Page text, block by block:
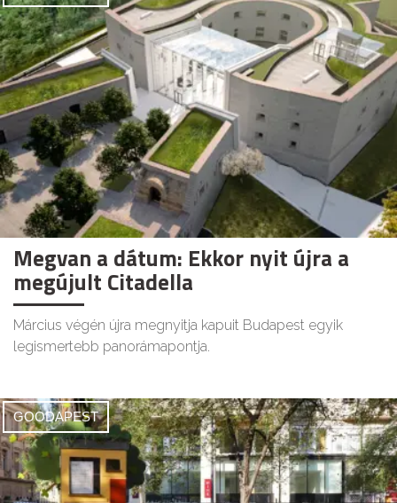
Megvan a dátum: Ekkor nyit újra a
megújult Citadella
Március végén újra megnyitja kapuit Budapest egyik
legismertebb panorámapontja.
GOODAPEST